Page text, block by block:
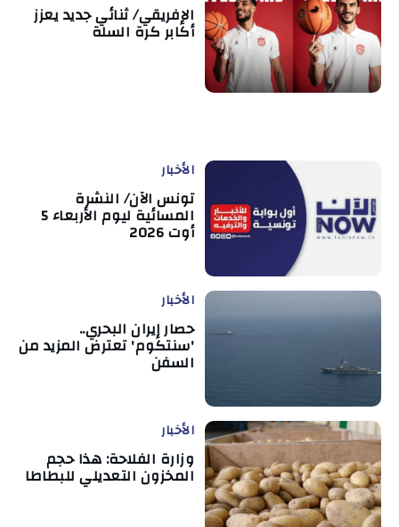
الإفريقي/ ثنائي جديد يعزز
أكابر كرة السلة
الأخبار
تونس الآن/ النشرة
المسائية ليوم الأربعاء 5
أوت 2026
الأخبار
حصار إيران البحري..
'سنتكوم' تعترض المزيد من
السفن
الأخبار
وزارة الفلاحة: هذا حجم
المخزون التعديلي للبطاطا